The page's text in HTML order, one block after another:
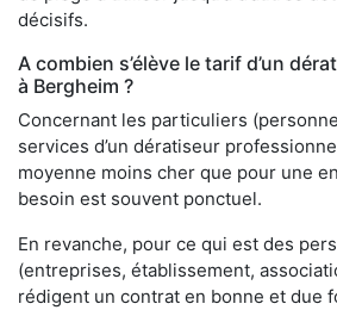
décisifs.
A combien s’élève le tarif d’un
à Bergheim ?
Concernant les particuliers
services d’un dératiseur
moyenne moins cher que pour une
besoin est souvent ponctuel.
En revanche, pour ce qui est des
(entreprises, établissement,
rédigent un contrat en bonne et due